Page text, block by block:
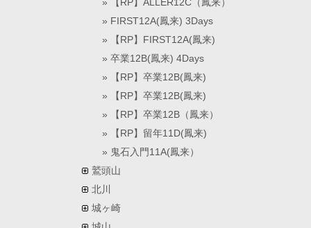
FIRST12A(鳳来) 3Days
【RP】FIRST12A(鳳来)
卒業12B(鳳来) 4Days
【RP】卒業12B(鳳来)
【RP】卒業12B(鳳来)
【RP】卒業12B（鳳来）
【RP】留年11D(鳳来)
鬼石入門11A(鳳来）
鷲頭山
北川
城ヶ崎